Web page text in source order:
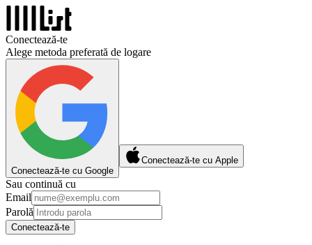
Conectează-te
Alege metoda preferată de logare
Conectează-te cu Google
Conectează-te cu Apple
Sau continuă cu
Email
Parolă
Conectează-te